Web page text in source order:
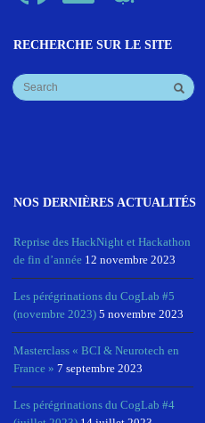
RECHERCHE SUR LE SITE
NOS DERNIÈRES ACTUALITÉS
Reprise des HackNight et Hackathon
de fin d’année 12 novembre 2023
Les pérégrinations du CogLab #5
(novembre 2023) 5 novembre 2023
Masterclass « BCI & Neurotech en
France » 7 septembre 2023
Les pérégrinations du CogLab #4